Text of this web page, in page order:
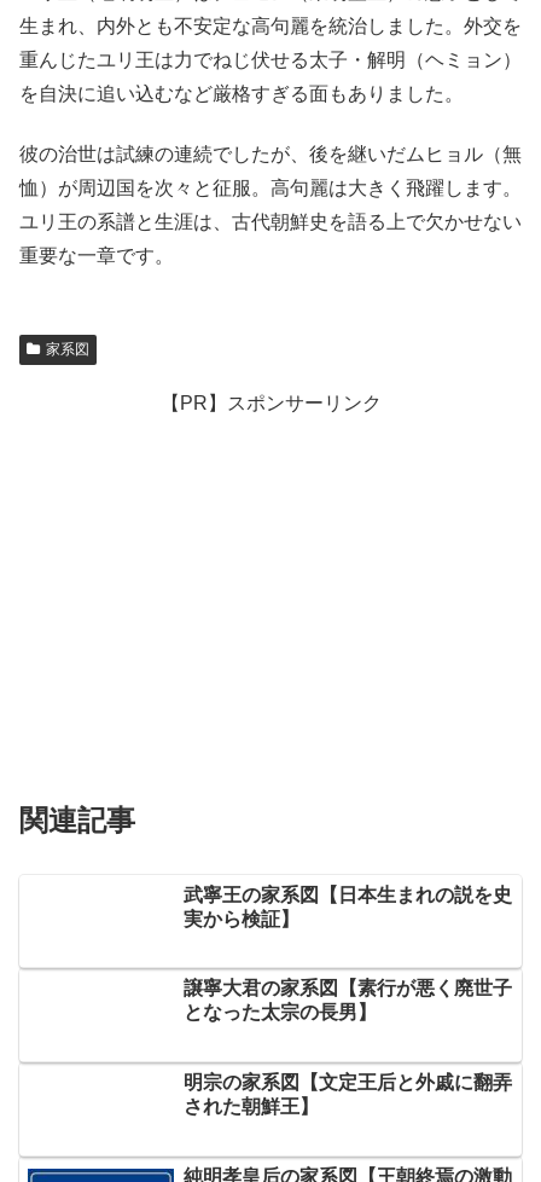
生まれ、内外とも不安定な高句麗を統治しました。外交を
重んじたユリ王は力でねじ伏せる太子・解明（ヘミョン）
を自決に追い込むなど厳格すぎる面もありました。
彼の治世は試練の連続でしたが、後を継いだムヒョル（無
恤）が周辺国を次々と征服。高句麗は大きく飛躍します。
ユリ王の系譜と生涯は、古代朝鮮史を語る上で欠かせない
重要な一章です。
家系図
【PR】スポンサーリンク
関連記事
武寧王の家系図【日本生まれの説を史
実から検証】
譲寧大君の家系図【素行が悪く廃世子
となった太宗の長男】
明宗の家系図【文定王后と外戚に翻弄
された朝鮮王】
純明孝皇后の家系図【王朝終焉の激動